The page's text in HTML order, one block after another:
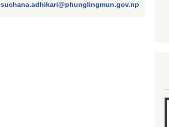
suchana.adhikari@phunglingmun.gov.np